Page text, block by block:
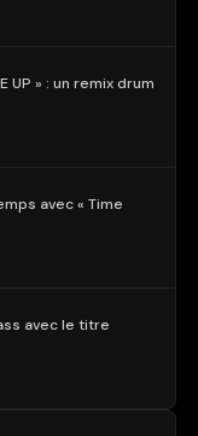
UP » : un remix drum
avec « Time
avec le titre